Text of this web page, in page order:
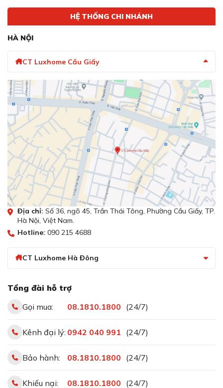
HỆ THỐNG CHI NHÁNH
HÀ NỘI
CT Luxhome Cầu Giấy
Địa chỉ: Số 36, ngõ 45, Trần Thái Tông, Phường Cầu Giấy, TP.
Hà Nội, Việt Nam.
Hotline: 090 215 4688
CT Luxhome Hà Đông
Tổng đài hỗ trợ
Gọi mua:
08.1810.1800 (24/7)
Kênh đại lý: 0942 040 991 (24/7)
Bảo hành: 08.1810.1800 (24/7)
Khiếu nại: 08.1810.1800 (24/7)